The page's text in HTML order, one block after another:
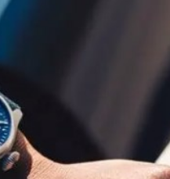
浦西万达中心写字楼A座7
大厦B座22层04室（需提前
万达金融中心A座907室（
号中银大厦A座(旺进大厦
路33号亨特国际金融中心14
同德昆明广场写字楼10层
39号勒泰中心写字楼B座13层
华侨城长安国际中心E座6